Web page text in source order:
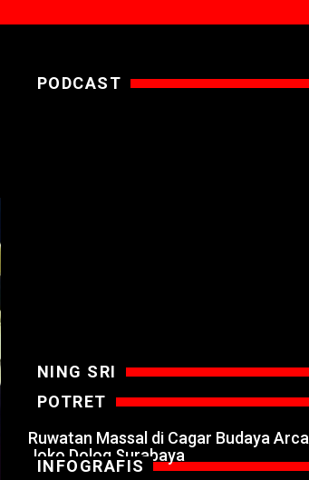
PODCAST
NING SRI
POTRET
Ruwatan Massal di Cagar Budaya Arca
Joko Dolog Surabaya
INFOGRAFIS